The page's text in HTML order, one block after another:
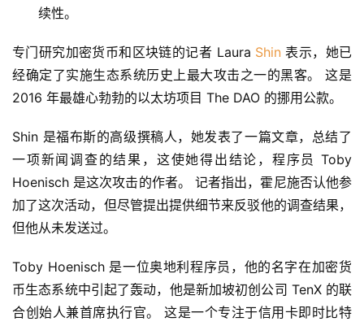
续性。
专门研究加密货币和区块链的记者 Laura Shin 表示，她已
经确定了实施生态系统历史上最大攻击之一的黑客。 这是
2016 年最雄心勃勃的以太坊项目 The DAO 的挪用公款。
Shin 是福布斯的高级撰稿人，她发表了一篇文章，总结了
一项新闻调查的结果，这使她得出结论，程序员 Toby
Hoenisch 是这次攻击的作者。 记者指出，霍尼施否认他参
加了这次活动，但尽管提出提供细节来反驳他的调查结果，
但他从未发送过。
Toby Hoenisch 是一位奥地利程序员，他的名字在加密货
币生态系统中引起了轰动，他是新加坡初创公司 TenX 的联
合创始人兼首席执行官。 这是一个专注于信用卡即时比特